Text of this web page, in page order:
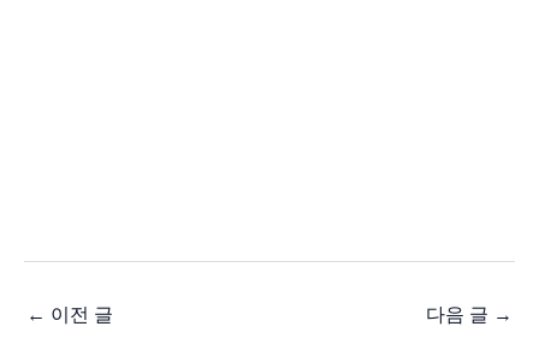
← 이전 글 다음 글 →